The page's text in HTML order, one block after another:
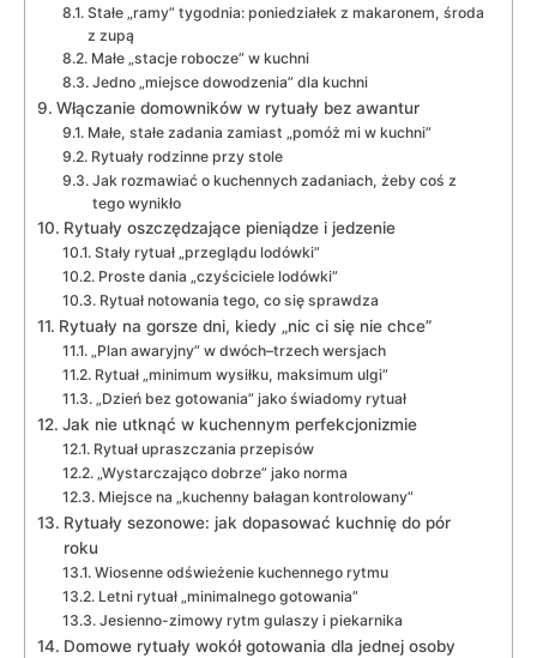
Stałe „ramy” tygodnia: poniedziałek z makaronem, środa
z zupą
Małe „stacje robocze” w kuchni
Jedno „miejsce dowodzenia” dla kuchni
Włączanie domowników w rytuały bez awantur
Małe, stałe zadania zamiast „pomóż mi w kuchni”
Rytuały rodzinne przy stole
Jak rozmawiać o kuchennych zadaniach, żeby coś z
tego wynikło
Rytuały oszczędzające pieniądze i jedzenie
Stały rytuał „przeglądu lodówki”
Proste dania „czyściciele lodówki”
Rytuał notowania tego, co się sprawdza
Rytuały na gorsze dni, kiedy „nic ci się nie chce”
„Plan awaryjny” w dwóch–trzech wersjach
Rytuał „minimum wysiłku, maksimum ulgi”
„Dzień bez gotowania” jako świadomy rytuał
Jak nie utknąć w kuchennym perfekcjonizmie
Rytuał upraszczania przepisów
„Wystarczająco dobrze” jako norma
Miejsce na „kuchenny bałagan kontrolowany”
Rytuały sezonowe: jak dopasować kuchnię do pór
roku
Wiosenne odświeżenie kuchennego rytmu
Letni rytuał „minimalnego gotowania”
Jesienno-zimowy rytm gulaszy i piekarnika
Domowe rytuały wokół gotowania dla jednej osoby